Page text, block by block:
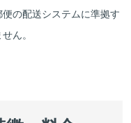
の配送システムに準拠す
ん。